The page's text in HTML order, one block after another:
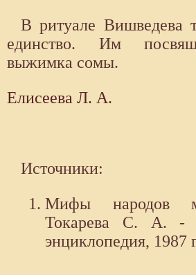
В ритуале Вишведева
единство. Им
выжимка сомы.
Елисеева Л. А.
Источники:
Мифы народов
Токарева С. А. -
энциклопедия, 1987